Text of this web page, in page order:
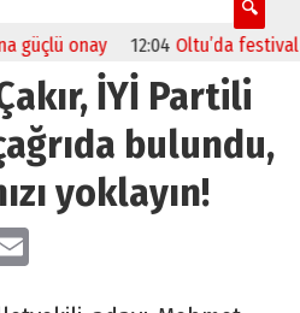
onay 12:04 Oltu’da festival
İYİ Partili
bulundu,
yoklayın!
Email